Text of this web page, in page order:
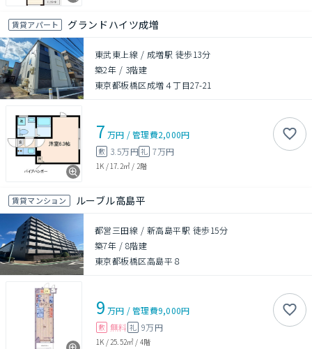
賃貸アパート グランドハイツ成増
東武東上線 / 成増駅 徒歩13分
築2年 / 3階建
東京都板橋区成増４丁目27-21
7 万円 /管理費2,000円
敷 3.5万円礼 7万円
1K / 17.2㎡ / 2階
賃貸マンション ルーブル高島平
都営三田線 / 新高島平駅 徒歩15分
築7年 / 8階建
東京都板橋区高島平８
9 万円 /管理費9,000円
敷 無料 礼 9万円
1K / 25.52㎡ / 4階